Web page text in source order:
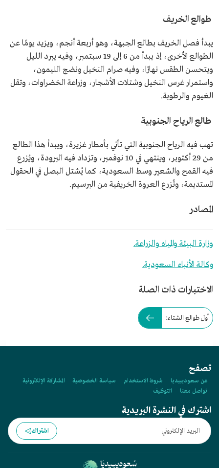
طوالع الخريف
يبدأ فصل الخريف بطالع الجبهة، وهو أربعة أنجم، ويزيد يومًا عن
الطوالع الأخرى، إذ يبدأ من 6 إلى 19 سبتمبر، وفيه يبرد الليل
ويتحسن الطقس نهارًا، وفيه صرام النخيل ونضج الليمون،
واستمرار غرس النخيل وشتلات الأشجار، وزراعة الخضراوات، وتقل
الغيوم والرطوبة.
طالع الرياح الجنوبية
تهب فيه الرياح الجنوبية التي تأتي بأمطار غزيرة، ويبدأ هذا الطالع
من 29 أكتوبر، وينتهي في 10 نوفمبر، وتزداد فيه البرودة، ويُزرع
فيه القمح والشعير وسط السعودية، كما يُشتل البصل في الحقول
المستديمة، وتُزرع العروة الخريفية من البرسيم.
المصادر
وزارة البيئة والمياه والزراعة.
وكالة الأنباء السعودية.
الاختبارات ذات الصلة
أول طوالع الشتاء:
تصفح
عن سعوديبيديا شروط الاستخدام سياسة الخصوصية
المشاركة الإلكترونية
تواصل معنا
التوظيف
اشترك في النشرة البريدية
اشتراك